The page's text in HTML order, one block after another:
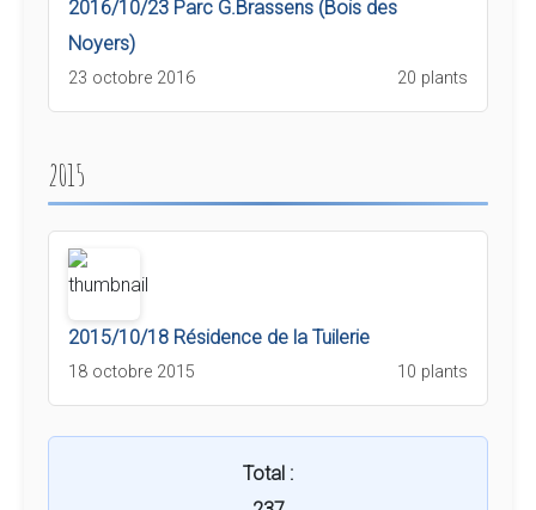
2016/10/23 Parc G.Brassens (Bois des
Noyers)
23 octobre 2016 20 plants
2015
2015/10/18 Résidence de la Tuilerie
18 octobre 2015 10 plants
Total :